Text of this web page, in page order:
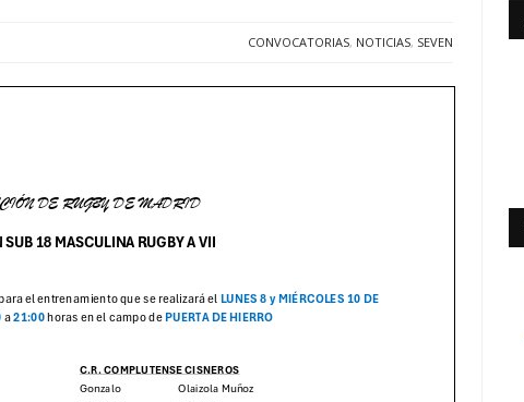
CONVOCATORIAS, NOTICIAS, SEVEN